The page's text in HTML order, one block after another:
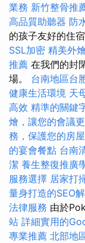
業務 新竹整骨推
高品質助聽器 防
的孩子友好的住
SSL加密 精美外
推薦 在我們的封
場。 台南地區台
健康生活環境 天
高效 精準的關鍵
燴，讓您的會議
務，保護您的房
的宴會餐點 台南
潔 養生整復推廣
服務選擇 居家打
量身打造的SEO
法律服務 由於
站 詳細實用的
專業推薦 北部地